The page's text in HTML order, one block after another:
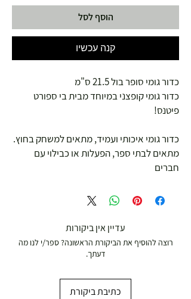
הוסף לסל
קנה עכשיו
כדור גומי סופר בול 21.5 ס"מ
כדור גומי קופצני במיוחד מבית בי ספורט
פיטנס!
כדור גומי איכותי ועמיד, מתאים למשחק בחוץ.
מתאים לבתי ספר, הפעלות או כבילוי עם
חברים
עדיין אין ביקורות
רוצה להוסיף את הביקורת הראשונה? ספר/י לנו מה
דעתך.
כתיבת ביקורת